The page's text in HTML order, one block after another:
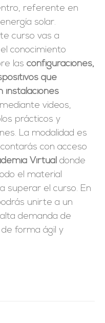
referente en
solar.
curso vas a
conocimiento
lasconfiguraciones,
que
instalaciones
videos,
prácticos y
La modalidad es
con acceso
Virtual donde
el material
superar el curso. En
unirte a un
demanda de
forma ágil y